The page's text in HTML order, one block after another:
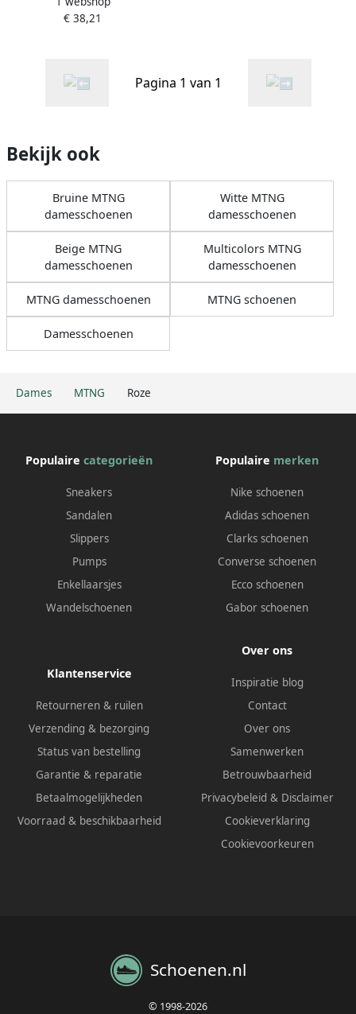
Dames MTNG Roze
60441 negro
€ 38,21
Pagina 1 van 1
Bekijk ook
Bruine MTNG
damesschoenen
Witte MTNG
damesschoenen
Beige MTNG
damesschoenen
Multicolors MTNG
damesschoenen
MTNG damesschoenen MTNG schoenen
Damesschoenen
Populaire categorieën
Sneakers
Sandalen
Slippers
Pumps
Enkellaarsjes
Wandelschoenen
Populaire merken
Nike schoenen
Adidas schoenen
Clarks schoenen
Converse schoenen
Ecco schoenen
Gabor schoenen
Klantenservice
Retourneren & ruilen
Verzending & bezorging
Status van bestelling
Garantie & reparatie
Betaalmogelijkheden
Voorraad & beschikbaarheid
Over ons
Inspiratie blog
Contact
Over ons
Samenwerken
Betrouwbaarheid
Privacybeleid & Disclaimer
Cookieverklaring
Cookievoorkeuren
Schoenen.nl
© 1998-2026